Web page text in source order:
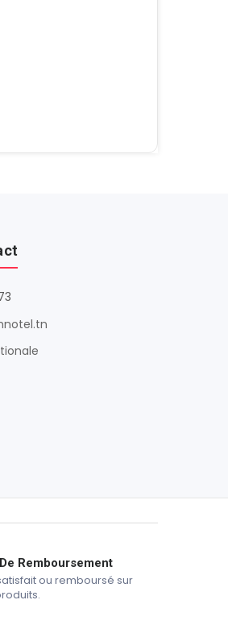
Remboursement
ou remboursé sur